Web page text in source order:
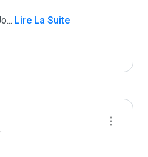
... Lire La Suite